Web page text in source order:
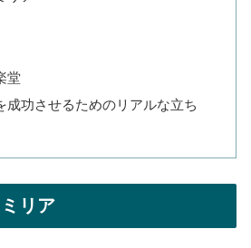
堂
成功させるためのリアルな立ち
リア